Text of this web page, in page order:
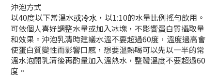
沖泡方式
以40度以下常溫水或冷水 ，以1:10的水量比例搖勻飲用。
可依個人喜好調整水量或加入冰塊，不影響蛋白質攝取量
和效果。沖泡乳清時建議水溫不要超過60度，溫度過高會
使蛋白質變性而影響口感，想要溫熱喝可以先以一半的常
溫水泡開乳清後再酌量加入溫熱水，整體溫度不要超過60
度。